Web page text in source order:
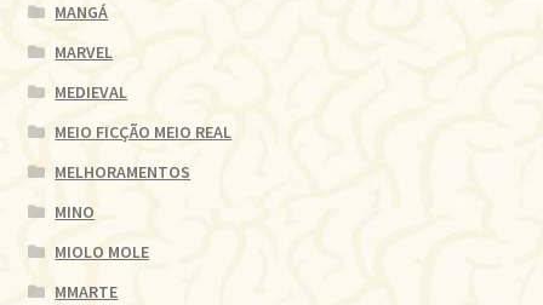
MANGÁ
MARVEL
MEDIEVAL
MEIO FICÇÃO MEIO REAL
MELHORAMENTOS
MINO
MIOLO MOLE
MMARTE